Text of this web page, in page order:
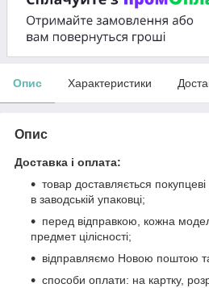
Опис Характеристики
Опис
Доставка і оплата:
товар доставляється
в заводській упаковці;
перед відправкою, кожна
предмет цілісності;
відправляємо Новою поштою
способи оплати: на картку,